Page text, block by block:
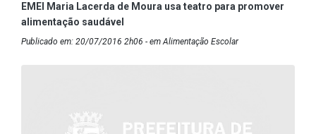
EMEI Maria Lacerda de Moura usa teatro para promover
alimentação saudável
Publicado em: 20/07/2016 2h06 - em Alimentação Escolar